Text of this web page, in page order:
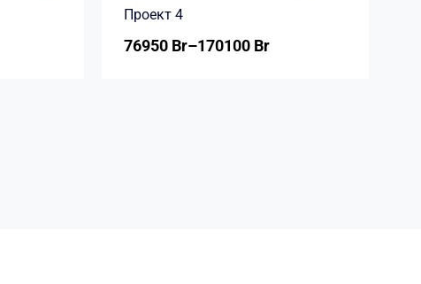
Проект 4
76950 Br–170100 Br